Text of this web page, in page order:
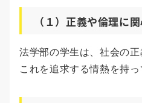
（１）正義や倫理に
法学部の学生は、社会の正
これを追求する情熱を持っ